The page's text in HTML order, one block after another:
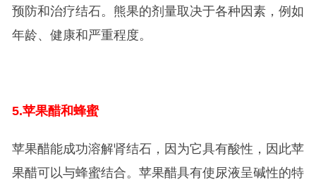
预防和治疗结石。熊果的剂量取决于各种因素，例如
年龄、健康和严重程度。
5.苹果醋和蜂蜜
苹果醋能成功溶解肾结石，因为它具有酸性，因此苹
果醋可以与蜂蜜结合。苹果醋具有使尿液呈碱性的特